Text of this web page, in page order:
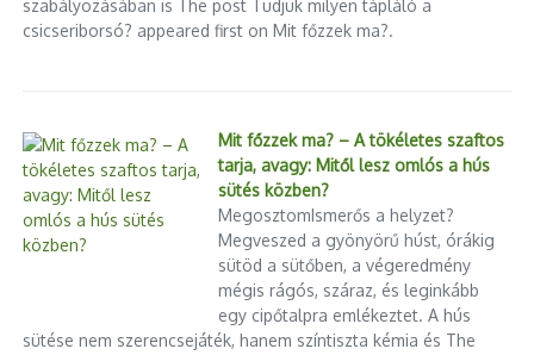
szabályozásában is The post Tudjuk milyen tápláló a
csicseriborsó? appeared first on Mit főzzek ma?.
Mit főzzek ma? – A tökéletes szaftos
tarja, avagy: Mitől lesz omlós a hús
sütés közben?
MegosztomIsmerős a helyzet?
Megveszed a gyönyörű húst, órákig
sütöd a sütőben, a végeredmény
mégis rágós, száraz, és leginkább
egy cipőtalpra emlékeztet. A hús
sütése nem szerencsejáték, hanem színtiszta kémia és The